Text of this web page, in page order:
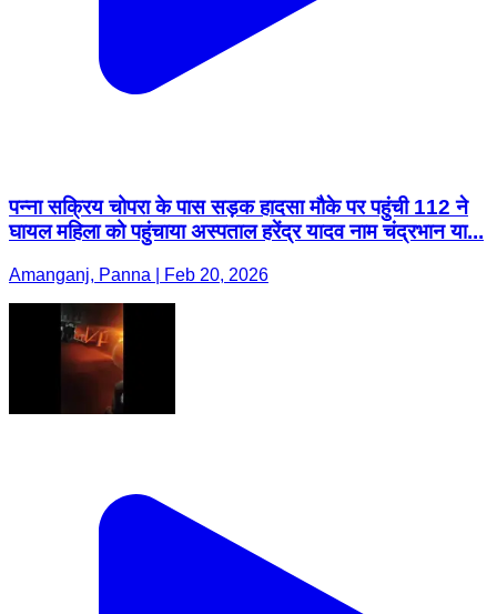
पन्ना सक्रिय चोपरा के पास सड़क हादसा मौके पर पहुंची 112 ने
घायल महिला को पहुंचाया अस्पताल हरेंद्र यादव नाम चंद्रभान या...
Amanganj, Panna | Feb 20, 2026